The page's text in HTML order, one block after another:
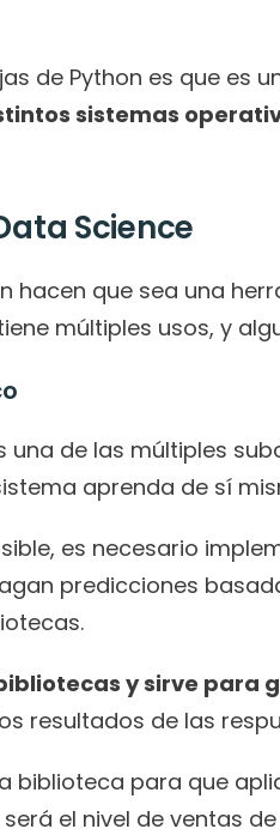
sistemas
Science
hacen que sea una
múltiples usos, y
una de las múltiples
aprenda de sí
es necesario
predicciones
y sirve para
resultados de las
biblioteca para que
el nivel de ventas